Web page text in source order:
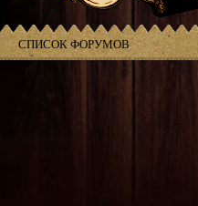
СПИСОК ФОРУМОВ